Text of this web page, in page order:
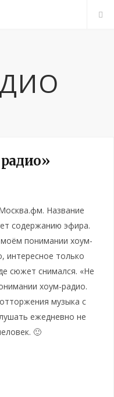
Название
содержанию эфира.
понимании хоум-
интересное только
сюжет снимался. «Не
хоум-радио.
музыка с
ежедневно не
🙂